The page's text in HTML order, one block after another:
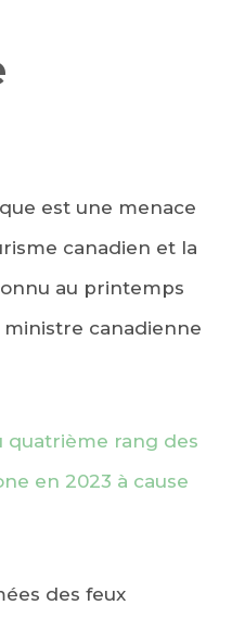
est une menace
canadien et la
au printemps
ministre canadienne
quatrième rang des
en 2023 à cause
des feux